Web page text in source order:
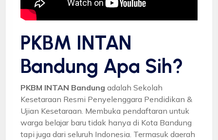
PKBM INTAN
Bandung Apa Sih?
PKBM INTAN Bandung adalah Sekolah
Kesetaraan Resmi Penyelenggara Pendidikan &
Ujian Kesetaraan. Membuka pendaftaran untuk
warga belajar baru tidak hanya di Kota Bandung
tapi juga dari seluruh Indonesia. Termasuk daerah